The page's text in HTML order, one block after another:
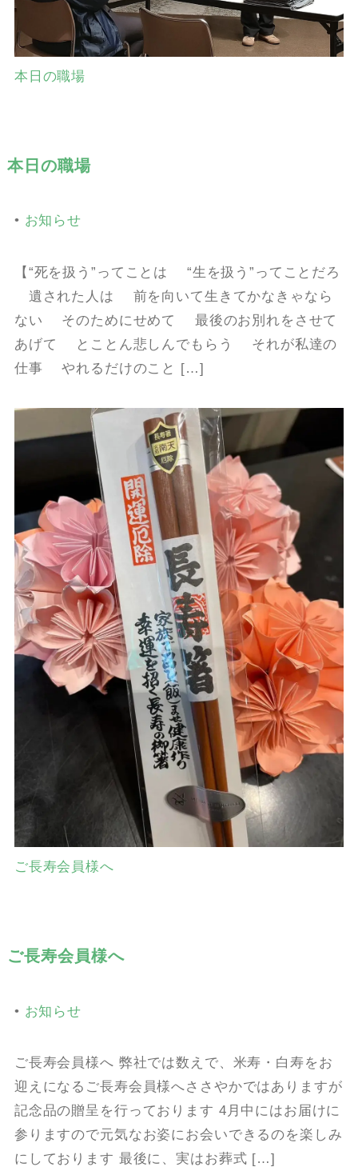
本日の職場
本日の職場
• お知らせ
【“死を扱う”ってことは “生を扱う”ってことだろ
遺された人は 前を向いて生きてかなきゃなら
ない そのためにせめて 最後のお別れをさせて
あげて とことん悲しんでもらう それが私達の
仕事 やれるだけのこと […]
ご長寿会員様へ
ご長寿会員様へ
• お知らせ
ご長寿会員様へ 弊社では数えで、米寿・白寿をお
迎えになるご長寿会員様へささやかではありますが
記念品の贈呈を行っております 4月中にはお届けに
参りますので元気なお姿にお会いできるのを楽しみ
にしております 最後に、実はお葬式 […]